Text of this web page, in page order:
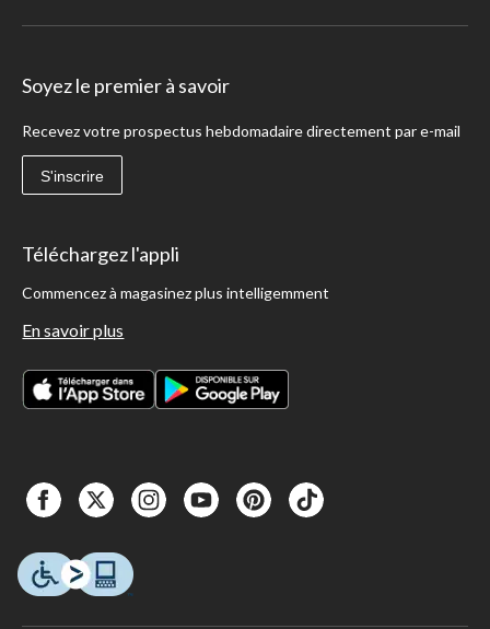
Soyez le premier à savoir
Recevez votre prospectus hebdomadaire directement par e-mail
S'inscrire
Téléchargez l'appli
Commencez à magasinez plus intelligemment
En savoir plus